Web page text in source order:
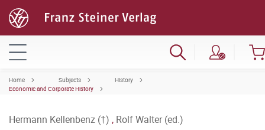
Home Subjects
History
Economic and Corporate History
Hermann Kellenbenz (†) , Rolf Walter (ed.)